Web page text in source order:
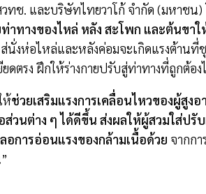
ช. และบริษัทไทยวาโก้ จำกัด (มหาชน
ทางของไหล่ หลัง สะโพก และต้นขา
นั่งห่อไหล่และหลังค่อมจะเกิดแรงต้านที่
ดตรง ฝึกให้ร่างกายปรับสู่ท่าทางที่ถูกต้อ
ห้ช่วยเสริมแรงการเคลื่อนไหวของผู้สู
วนต่าง ๆ ได้ดีขึ้น ส่งผลให้ผู้สวมใส่ป
อการอ่อนแรงของกล้ามเนื้อด้วย จากก